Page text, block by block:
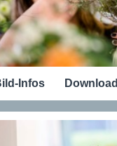
Infos Download